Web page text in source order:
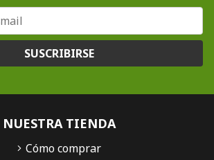
SUSCRIBIRSE
NUESTRA TIENDA
Cómo comprar